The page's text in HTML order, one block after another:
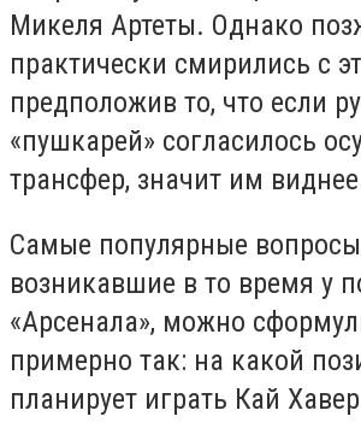
Микеля Артеты. Однако
практически смирились с
предположив то, что если
«пушкарей» согласилось
трансфер, значит им
Самые популярные
возникавшие в то время у
«Арсенала», можно
примерно так: на какой
планирует играть Кай